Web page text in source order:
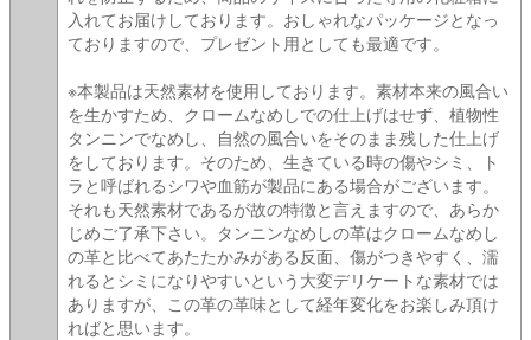
入れてお届けしております。おしゃれなパッケージとなっ
ておりますので、プレゼント用としても最適です。
※本製品は天然素材を使用しております。素材本来の風合い
を生かすため、クロームなめしでの仕上げはせず、植物性
タンニンでなめし、自然の風合いをそのまま残した仕上げ
をしております。そのため、生きている時の傷やシミ、ト
ラと呼ばれるシワや血筋が製品にある場合がございます。
それも天然素材であるが故の特徴と言えますので、あらか
じめご了承下さい。タンニンなめしの革はクロームなめし
の革と比べてあたたかみがある反面、傷がつきやすく、濡
れるとシミになりやすいという大変デリケートな素材では
ありますが、この革の革味として経年変化をお楽しみ頂け
ればと思います。